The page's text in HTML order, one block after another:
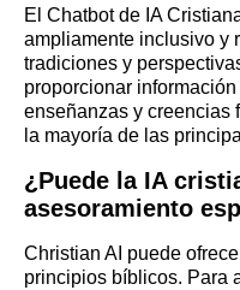
El Chatbot de IA
ampliamente inclusivo y
tradiciones y
proporcionar
enseñanzas y creencias
la mayoría de las
¿Puede la IA
asesoramiento
Christian AI puede
principios bíblicos. Para